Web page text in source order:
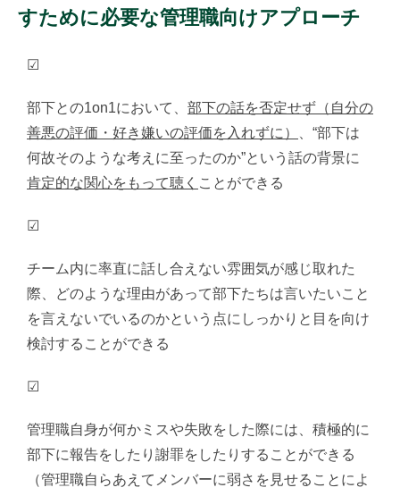
すために必要な管理職向けアプローチ
☑
部下との1on1において、 部下の話を否定せず（自分の
善悪の評価・好き嫌いの評価を入れずに）
、“部下は
何故そのような考えに至ったのか”という話の背景に
肯定的な関心をもって聴く ことができる
☑
チーム内に率直に話し合えない雰囲気が感じ取れた
際、どのような理由があって部下たちは言いたいこと
を言えないでいるのかという点にしっかりと目を向け
検討することができる
☑
管理職自身が何かミスや失敗をした際には、積極的に
部下に報告をしたり謝罪をしたりすることができる
（管理職自らあえてメンバーに弱さを見せることによ